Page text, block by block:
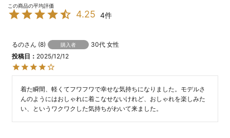
4.25 4
るの 8 購入者 30代 女性
投稿日
2025/12/12
着た瞬間、軽くてフワフワで幸せな気持ちになりました。モデルさ
んのようにはおしゃれに着こなせないけれど、おしゃれを楽しみた
い、というワクワクした気持ちがわいて来ました。